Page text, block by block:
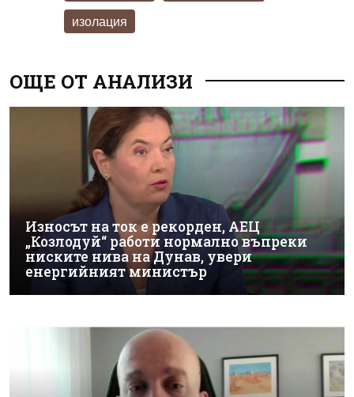
изолация
ОЩЕ ОТ АНАЛИЗИ
Износът на ток е рекорден, АЕЦ
„Козлодуй“ работи нормално въпреки
ниските нива на Дунав, увери
енергийният министър